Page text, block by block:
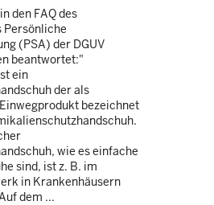
den FAQ des
Persönliche
(PSA) der DGUV
beantwortet:"
ein
der als
bezeichnet
wie es einfache
sind, ist z. B. im
in Krankenhäusern
dem ...